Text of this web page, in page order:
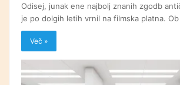
Odisej, junak ene najbolj znanih zgodb
je po dolgih letih vrnil na filmska platna.
Več »